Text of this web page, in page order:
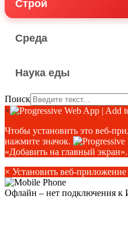
Строй
Среда
Наука еды
Поиск
×
Чтобы установить это веб-
нажмите значок.
«Добавить на главный экран».
× Установить веб-приложение
Офлайн – нет подключения к